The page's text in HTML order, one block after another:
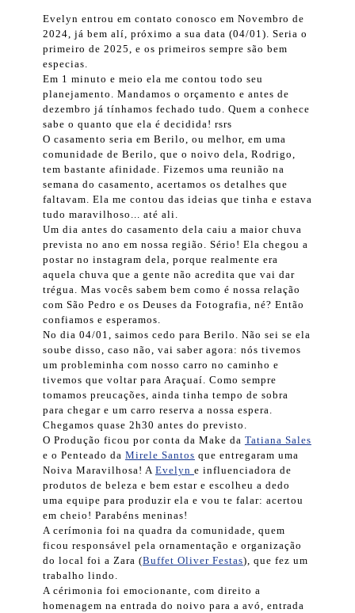
Evelyn entrou em contato conosco em Novembro de
2024, já bem alí, próximo a sua data (04/01). Seria o
primeiro de 2025, e os primeiros sempre são bem
especias.
Em 1 minuto e meio ela me contou todo seu
planejamento. Mandamos o orçamento e antes de
dezembro já tínhamos fechado tudo. Quem a conhece
sabe o quanto que ela é decidida! rsrs
O casamento seria em Berilo, ou melhor, em uma
comunidade de Berilo, que o noivo dela, Rodrigo,
tem bastante afinidade. Fizemos uma reunião na
semana do casamento, acertamos os detalhes que
faltavam. Ela me contou das ideias que tinha e estava
tudo maravilhoso... até ali.
Um dia antes do casamento dela caiu a maior chuva
prevista no ano em nossa região. Sério! Ela chegou a
postar no instagram dela, porque realmente era
aquela chuva que a gente não acredita que vai dar
trégua. Mas vocês sabem bem como é nossa relação
com São Pedro e os Deuses da Fotografia, né? Então
confiamos e esperamos.
No dia 04/01, saimos cedo para Berilo. Não sei se ela
soube disso, caso não, vai saber agora: nós tivemos
um probleminha com nosso carro no caminho e
tivemos que voltar para Araçuaí. Como sempre
tomamos preucações, ainda tinha tempo de sobra
para chegar e um carro reserva a nossa espera.
Chegamos quase 2h30 antes do previsto.
O Produção ficou por conta da Make da Tatiana Sales
e o Penteado da Mirele Santos que entregaram uma
Noiva Maravilhosa! A Evelyn e influenciadora de
produtos de beleza e bem estar e escolheu a dedo
uma equipe para produzir ela e vou te falar: acertou
em cheio! Parabéns meninas!
A cerímonia foi na quadra da comunidade, quem
ficou responsável pela ornamentação e organização
do local foi a Zara (Buffet Oliver Festas), que fez um
trabalho lindo.
A cérimonia foi emocionante, com direito a
homenagem na entrada do noivo para a avó, entrada